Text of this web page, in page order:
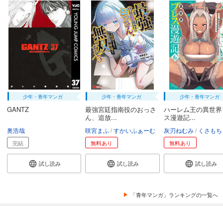
魔剣使いの元少年兵は、元敵幹部のお姉さんと一緒に生きたい（単話版）第36話
165 円 (税込)
完結
カート
試し読み
あらすじを表示する
魔剣使いの元少年兵は、元敵幹部のお姉さんと一緒に生きたい（単話版）第37話
165円 (税込)
カート
試し読み
あらすじを表示する
魔剣使いの元少年兵は、元敵幹部のお姉さんと一緒に生きたい（単話版）第38話
165円 (税込)
少年・青年マンガ
GANTZ
奥浩哉
完結
試し読み
少年・青年マンガ
最強宮廷指南役のおっさ
ん、追放...
咲宮まふ すかいふぁーむ
無料あり
試し読み
少年・青年マンガ
ハーレム王の異世
ス漫遊記...
灰刃ねむみ くさもち
無料あり
試し読み
「青年マンガ」ランキングの一覧へ